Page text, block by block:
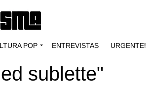
POP ENTREVISTAS URGENTE!
sublette"